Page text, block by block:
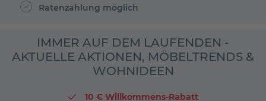
Ratenzahlung möglich
IMMER AUF DEM LAUFENDEN -
AKTUELLE AKTIONEN, MÖBELTRENDS &
WOHNIDEEN
10 € Willkommens-Rabatt